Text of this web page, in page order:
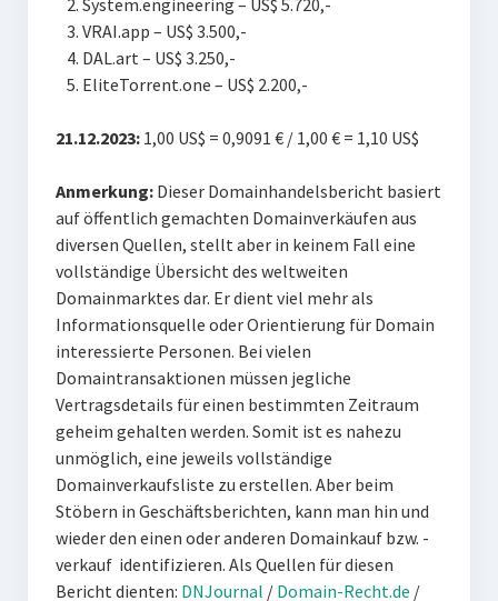
VRAI.app – US$ 3.500,-
DAL.art – US$ 3.250,-
EliteTorrent.one – US$ 2.200,-
21.12.2023:1,00 US$ = 0,9091 € / 1,00 € = 1,10 US$
Anmerkung:Dieser Domainhandelsbericht basiert
auf öffentlich gemachten Domainverkäufen aus
diversen Quellen, stellt aber in keinem Fall eine
vollständige Übersicht des weltweiten
Domainmarktes dar. Er dient viel mehr als
Informationsquelle oder Orientierung für Domain
interessierte Personen. Bei vielen
Domaintransaktionen müssen jegliche
Vertragsdetails für einen bestimmten Zeitraum
geheim gehalten werden. Somit ist es nahezu
unmöglich, eine jeweils vollständige
Domainverkaufsliste zu erstellen. Aber beim
Stöbern in Geschäftsberichten, kann man hin und
wieder den einen oder anderen Domainkauf bzw. -
verkauf identifizieren. Als Quellen für diesen
Bericht dienten: DNJournal / Domain-Recht.de /